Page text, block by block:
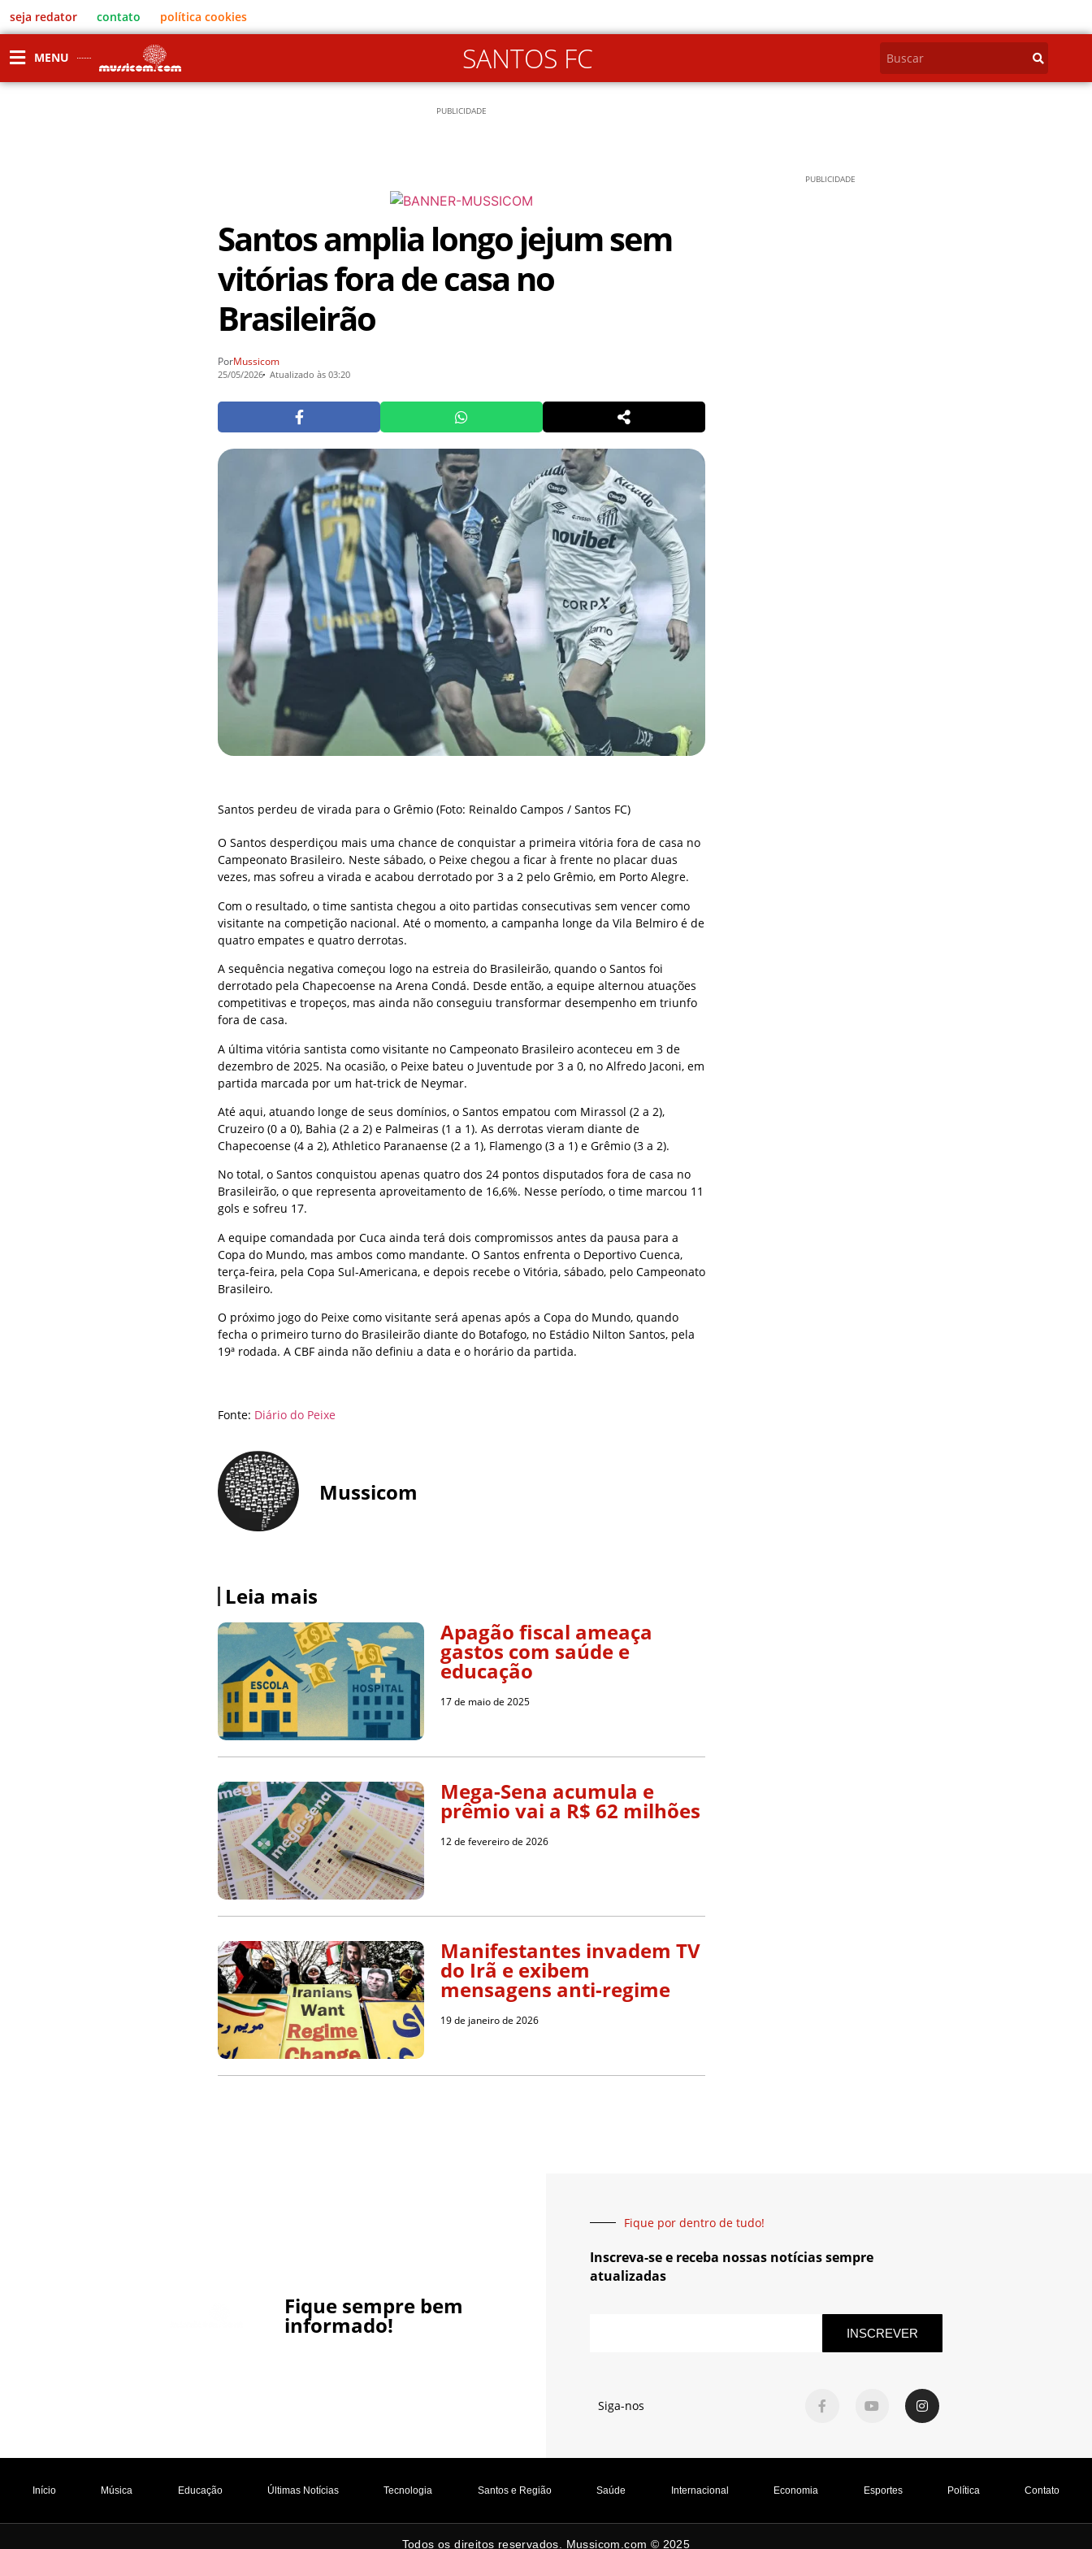
seja redator contato política cookies
MENU SANTOS FC
PUBLICIDADE
Santos amplia longo jejum sem
vitórias fora de casa no
Brasileirão
PorMussicom
25/05/2026 Atualizado às 03:20
Santos perdeu de virada para o Grêmio (Foto: Reinaldo Campos / Santos FC)
O Santos desperdiçou mais uma chance de conquistar a primeira vitória fora de casa no
Campeonato Brasileiro. Neste sábado, o Peixe chegou a ficar à frente no placar duas
vezes, mas sofreu a virada e acabou derrotado por 3 a 2 pelo Grêmio, em Porto Alegre.
Com o resultado, o time santista chegou a oito partidas consecutivas sem vencer como
visitante na competição nacional. Até o momento, a campanha longe da Vila Belmiro é de
quatro empates e quatro derrotas.
A sequência negativa começou logo na estreia do Brasileirão, quando o Santos foi
derrotado pela Chapecoense na Arena Condá. Desde então, a equipe alternou atuações
competitivas e tropeços, mas ainda não conseguiu transformar desempenho em triunfo
fora de casa.
A última vitória santista como visitante no Campeonato Brasileiro aconteceu em 3 de
dezembro de 2025. Na ocasião, o Peixe bateu o Juventude por 3 a 0, no Alfredo Jaconi, em
partida marcada por um hat-trick de Neymar.
Até aqui, atuando longe de seus domínios, o Santos empatou com Mirassol (2 a 2),
Cruzeiro (0 a 0), Bahia (2 a 2) e Palmeiras (1 a 1). As derrotas vieram diante de
Chapecoense (4 a 2), Athletico Paranaense (2 a 1), Flamengo (3 a 1) e Grêmio (3 a 2).
No total, o Santos conquistou apenas quatro dos 24 pontos disputados fora de casa no
Brasileirão, o que representa aproveitamento de 16,6%. Nesse período, o time marcou 11
gols e sofreu 17.
A equipe comandada por Cuca ainda terá dois compromissos antes da pausa para a
Copa do Mundo, mas ambos como mandante. O Santos enfrenta o Deportivo Cuenca,
terça-feira, pela Copa Sul-Americana, e depois recebe o Vitória, sábado, pelo Campeonato
Brasileiro.
O próximo jogo do Peixe como visitante será apenas após a Copa do Mundo, quando
fecha o primeiro turno do Brasileirão diante do Botafogo, no Estádio Nilton Santos, pela
19ª rodada. A CBF ainda não definiu a data e o horário da partida.
Fonte: Diário do Peixe
Mussicom
Leia mais
Apagão fiscal ameaça
gastos com saúde e
educação
17 de maio de 2025
Mega-Sena acumula e
prêmio vai a R$ 62 milhões
12 de fevereiro de 2026
Manifestantes invadem TV
do Irã e exibem
mensagens anti-regime
19 de janeiro de 2026
PUBLICIDADE
Fique sempre bem
informado!
Fique por dentro de tudo!
Inscreva-se e receba nossas notícias sempre
atualizadas
INSCREVER
Siga-nos
Início Música Educação Últimas Notícias Tecnologia Santos e Região Saúde Internacional Economia Esportes Política Contato
Todos os direitos reservados. Mussicom.com © 2025